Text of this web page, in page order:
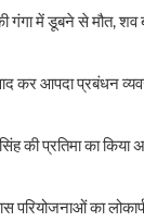
गंगा में डूबने से मौत, शव
कर आपदा प्रबंधन
की प्रतिमा का किया
का